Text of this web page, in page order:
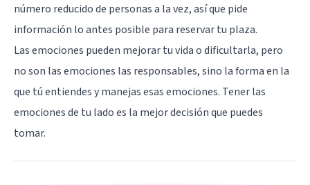
número reducido de personas a la vez, así que pide
información lo antes posible para reservar tu plaza.
Las emociones pueden mejorar tu vida o dificultarla, pero
no son las emociones las responsables, sino la forma en la
que tú entiendes y manejas esas emociones. Tener las
emociones de tu lado es la mejor decisión que puedes
tomar.